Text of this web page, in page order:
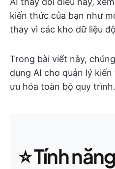
kiến thức của bạn như
thay vì các kho dữ liệu
Trong bài viết này,
dụng AI cho quản lý
ưu hóa toàn bộ quy trình.
⭐ Tính